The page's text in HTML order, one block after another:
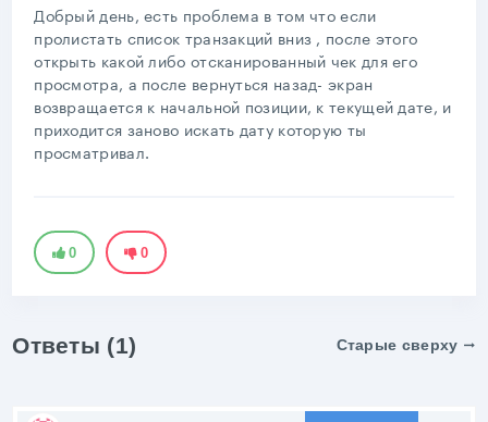
Добрый день, есть проблема в том что если
пролистать список транзакций вниз , после этого
открыть какой либо отсканированный чек для его
просмотра, а после вернуться назад- экран
возвращается к начальной позиции, к текущей дате, и
приходится заново искать дату которую ты
просматривал.
0 0
Ответы (1) Старые сверху